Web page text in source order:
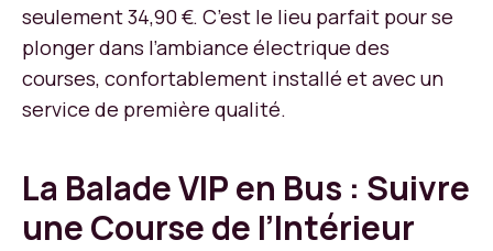
seulement 34,90 €. C’est le lieu parfait pour se
plonger dans l’ambiance électrique des
courses, confortablement installé et avec un
service de première qualité.
La Balade VIP en Bus : Suivre
une Course de l’Intérieur